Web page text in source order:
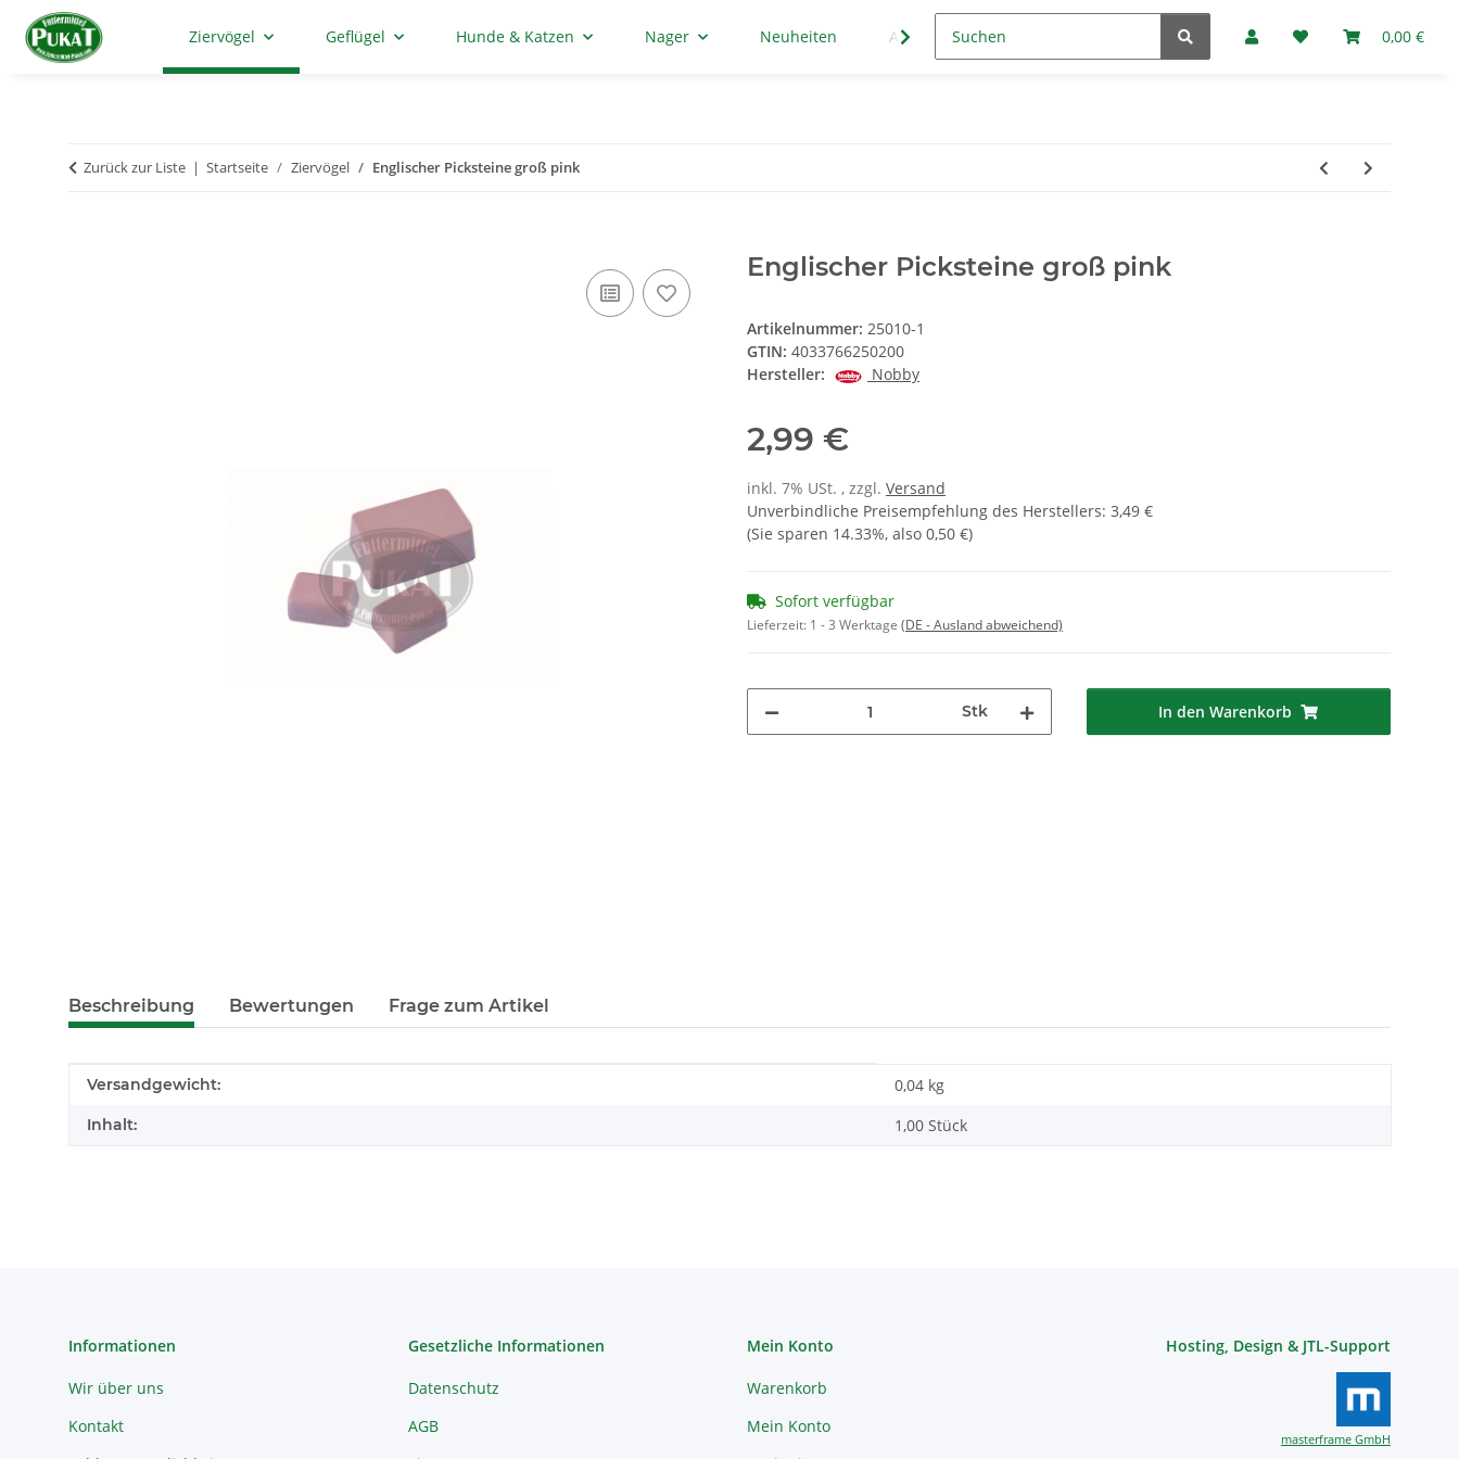
0,00 €
Ziervögel Geflügel Hunde & Katzen Nager Neuheiten Aktion Marken
Zurück zur Liste Startseite Ziervögel Englischer Picksteine groß pink
Englischer Picksteine groß pink
Artikelnummer: 25010-1
GTIN: 4033766250200
Hersteller:
Nobby
2,99 €
inkl. 7% USt. , zzgl. Versand
Unverbindliche Preisempfehlung des Herstellers: 3,49 €
(Sie sparen 14.33%, also 0,50 €)
Sofort verfügbar
Lieferzeit: 1 - 3 Werktage (DE - Ausland abweichend)
Stk In den Warenkorb
Beschreibung Bewertungen Frage zum Artikel
Produkteigenschaft
Wert
Versandgewicht: 0,04 kg
Inhalt: 1,00 Stück
Informationen
Wir über uns
Kontakt
Gesetzliche Informationen
Datenschutz
AGB
Mein Konto
Warenkorb
Mein Konto
Hosting, Design & JTL-Support
masterframe GmbH